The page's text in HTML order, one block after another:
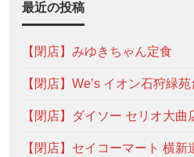
最近の投稿
【閉店】みゆきちゃん定食
【閉店】We’s イオン石狩緑
【閉店】ダイソー セリオ大曲
【閉店】セイコーマート 横新